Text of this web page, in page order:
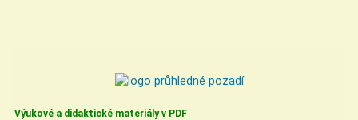
Výukové a didaktické materiály v PDF